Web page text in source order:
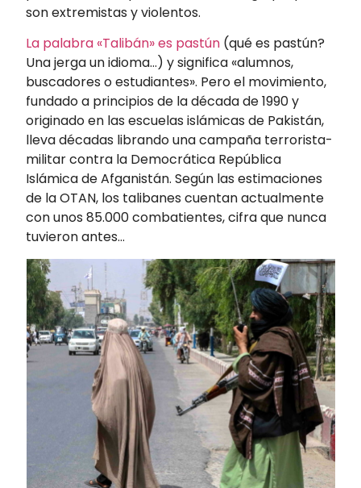
son extremistas y violentos.
La palabra «Talibán» es pastún (qué es pastún?
Una jerga un idioma…) y significa «alumnos,
buscadores o estudiantes». Pero el movimiento,
fundado a principios de la década de 1990 y
originado en las escuelas islámicas de Pakistán,
lleva décadas librando una campaña terrorista-
militar contra la Democrática República
Islámica de Afganistán. Según las estimaciones
de la OTAN, los talibanes cuentan actualmente
con unos 85.000 combatientes, cifra que nunca
tuvieron antes…